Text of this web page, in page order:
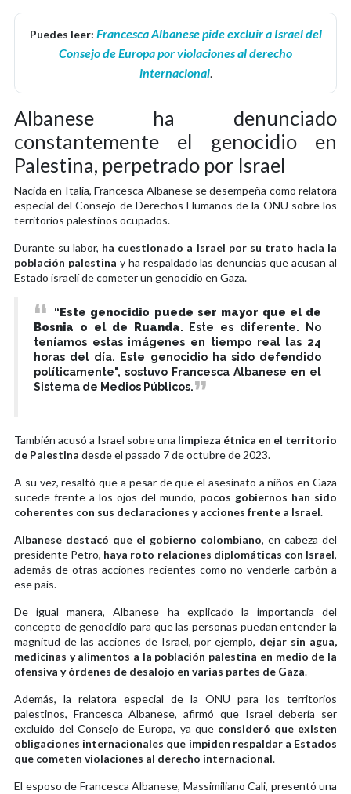
Puedes leer: Francesca Albanese pide excluir a Israel del
Consejo de Europa por violaciones al derecho
internacional.
Albanese ha denunciado
constantemente el genocidio en
Palestina, perpetrado por Israel
Nacida en Italia, Francesca Albanese se desempeña como relatora
especial del Consejo de Derechos Humanos de la ONU sobre los
territorios palestinos ocupados.
Durante su labor, ha cuestionado a Israel por su trato hacia la
población palestina y ha respaldado las denuncias que acusan al
Estado israelí de cometer un genocidio en Gaza.
“ Este genocidio puede ser mayor que el de
Bosnia o el de Ruanda. Este es diferente. No
teníamos estas imágenes en tiempo real las 24
horas del día. Este genocidio ha sido defendido
políticamente", sostuvo Francesca Albanese en el
Sistema de Medios Públicos.
También acusó a Israel sobre una limpieza étnica en el territorio
de Palestina desde el pasado 7 de octubre de 2023.
A su vez, resaltó que a pesar de que el asesinato a niños en Gaza
sucede frente a los ojos del mundo, pocos gobiernos han sido
coherentes con sus declaraciones y acciones frente a Israel.
Albanese destacó que el gobierno colombiano, en cabeza del
presidente Petro, haya roto relaciones diplomáticas con Israel,
además de otras acciones recientes como no venderle carbón a
ese país.
De igual manera, Albanese ha explicado la importancia del
concepto de genocidio para que las personas puedan entender la
magnitud de las acciones de Israel, por ejemplo, dejar sin agua,
medicinas y alimentos a la población palestina en medio de la
ofensiva y órdenes de desalojo en varias partes de Gaza.
Además, la relatora especial de la ONU para los territorios
palestinos, Francesca Albanese, afirmó que Israel debería ser
excluido del Consejo de Europa, ya queconsideró que existen
obligaciones internacionales que impiden respaldar a Estados
que cometen violaciones al derecho internacional.
El esposo de Francesca Albanese, Massimiliano Cali, presentó una